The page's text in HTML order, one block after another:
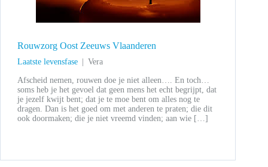
Rouwzorg Oost Zeeuws Vlaanderen
Laatste levensfase Vera
Afscheid nemen, rouwen doe je niet alleen…. En toch…
soms heb je het gevoel dat geen mens het echt begrijpt, dat
je jezelf kwijt bent; dat je te moe bent om alles nog te
dragen. Dan is het goed om met anderen te praten; die dit
ook doormaken; die je niet vreemd vinden; aan wie […]